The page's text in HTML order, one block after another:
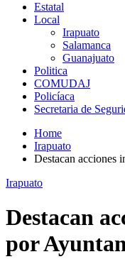
Estatal
Local
Irapuato
Salamanca
Guanajuato
Politica
COMUDAJ
Policíaca
Secretaria de
Home
Irapuato
Destacan acciones
Irapuato
Destacan
por